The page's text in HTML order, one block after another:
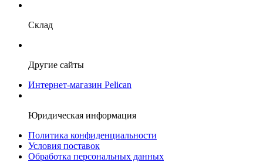
Склад
Другие сайты
Интернет-магазин Pelican
Юридическая информация
Политика конфиденциальности
Условия поставок
Обработка персональных данных